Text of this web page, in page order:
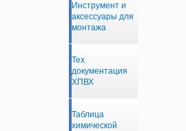
Инструмент и
аксессуары для
монтажа
Тех
документация
ХПВХ
Таблица
химической